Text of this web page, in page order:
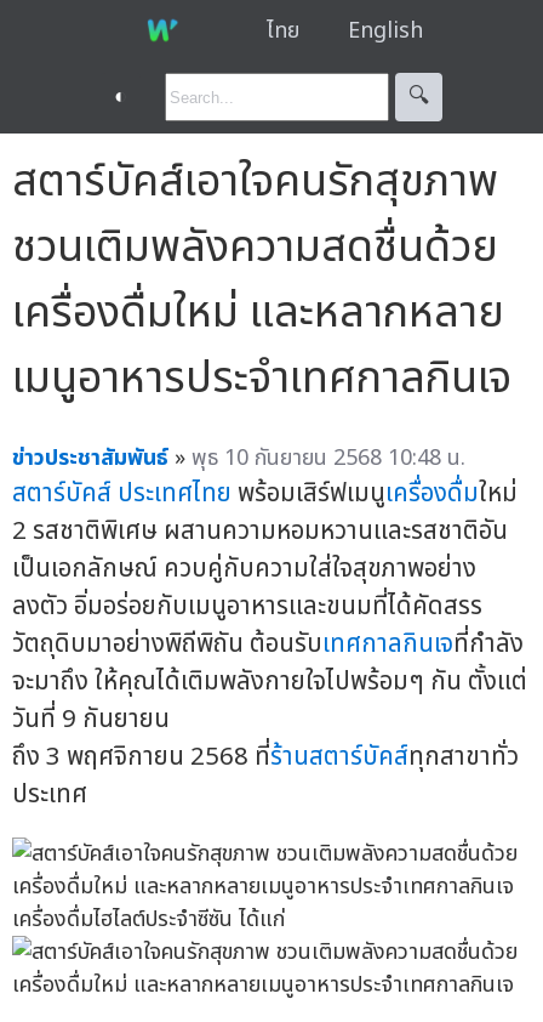
ไทย English
◐ 🔍︎
สตาร์บัคส์เอาใจคนรักสุขภาพ
ชวนเติมพลังความสดชื่นด้วย
เครื่องดื่มใหม่ และหลากหลาย
เมนูอาหารประจำเทศกาลกินเจ
ข่าวประชาสัมพันธ์ »พุธ 10 กันยายน 2568 10:48 น.
สตาร์บัคส์ ประเทศไทย พร้อมเสิร์ฟเมนูเครื่องดื่มใหม่
2 รสชาติพิเศษ ผสานความหอมหวานและรสชาติอัน
เป็นเอกลักษณ์ ควบคู่กับความใส่ใจสุขภาพอย่าง
ลงตัว อิ่มอร่อยกับเมนูอาหารและขนมที่ได้คัดสรร
วัตถุดิบมาอย่างพิถีพิถัน ต้อนรับเทศกาลกินเจที่กำลัง
จะมาถึง ให้คุณได้เติมพลังกายใจไปพร้อมๆ กัน ตั้งแต่
วันที่ 9 กันยายน
ถึง 3 พฤศจิกายน 2568 ที่ร้านสตาร์บัคส์ทุกสาขาทั่ว
ประเทศ
เครื่องดื่มไฮไลต์ประจำซีซัน ได้แก่